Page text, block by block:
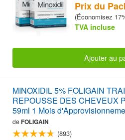
Prix du
(Économisez
TVA incluse
Ajouter au
MINOXIDIL 5% FOLIGAIN
REPOUSSE DES CHEVEUX
59ml 1 Mois
de FOLIGAIN
(893)